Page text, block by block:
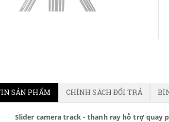
SẢN PHẨM CHÍNH SÁCH ĐỔI TRẢ
Slider camera track - thanh ray hỗ trợ quay